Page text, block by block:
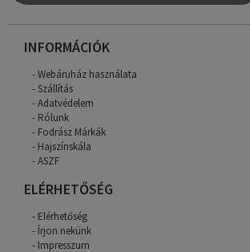
INFORMÁCIÓK
Webáruház használata
Szállítás
Adatvédelem
Rólunk
Fodrász Márkák
Hajszínskála
ASZF
ELÉRHETŐSÉG
Elérhetőség
Írjon nekünk
Impresszum